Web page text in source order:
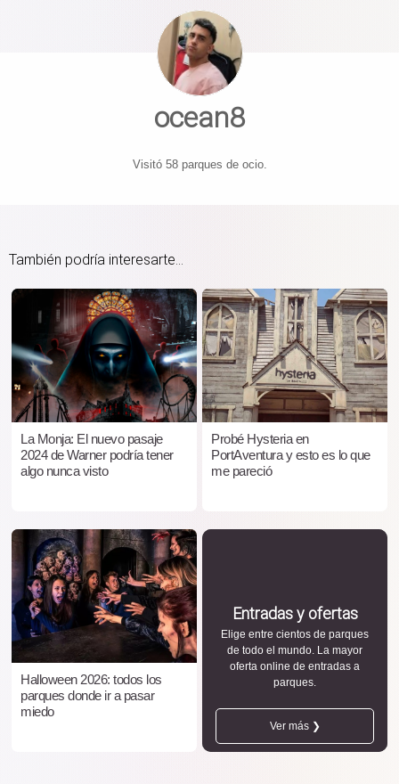
ocean8
Visitó 58 parques de ocio.
También podría interesarte...
La Monja: El nuevo pasaje
2024 de Warner podría tener
algo nunca visto
Probé Hysteria en
PortAventura y esto es lo que
me pareció
Halloween 2026: todos los
parques donde ir a pasar
miedo
Entradas y ofertas
Elige entre cientos de parques
de todo el mundo. La mayor
oferta online de entradas a
parques.
Ver más ❯